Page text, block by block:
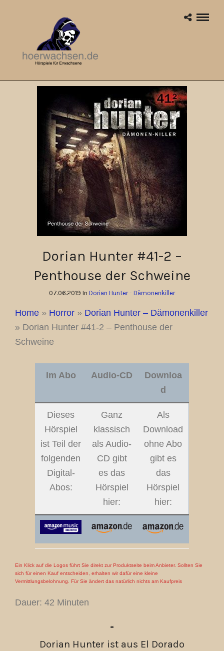
Dorian Hunter #41-2 –
Penthouse der Schweine
07.06.2019 In Dorian Hunter - Dämonenkiller
Home » Horror » Dorian Hunter – Dämonenkiller
» Dorian Hunter #41-2 – Penthouse der
Schweine
Im Abo Audio-CD
Downloa
d
Dieses
Hörspiel
ist Teil der
folgenden
Digital-
Abos:
Ganz
klassisch
als Audio-
CD gibt
es das
Hörspiel
hier:
Als
Download
ohne Abo
gibt es
das
Hörspiel
hier:
Ein Klick auf die Logos führt Sie direkt zur Produktseite beim Anbieter. Sollten Sie
sich für einen Kauf entscheiden, erhalten wir dafür eine kleine
Vermittlungsbelohnung. Für Sie ändert das natürlich nichts am Kaufpreis
Dauer: 42 Minuten
Dorian Hunter ist aus El Dorado